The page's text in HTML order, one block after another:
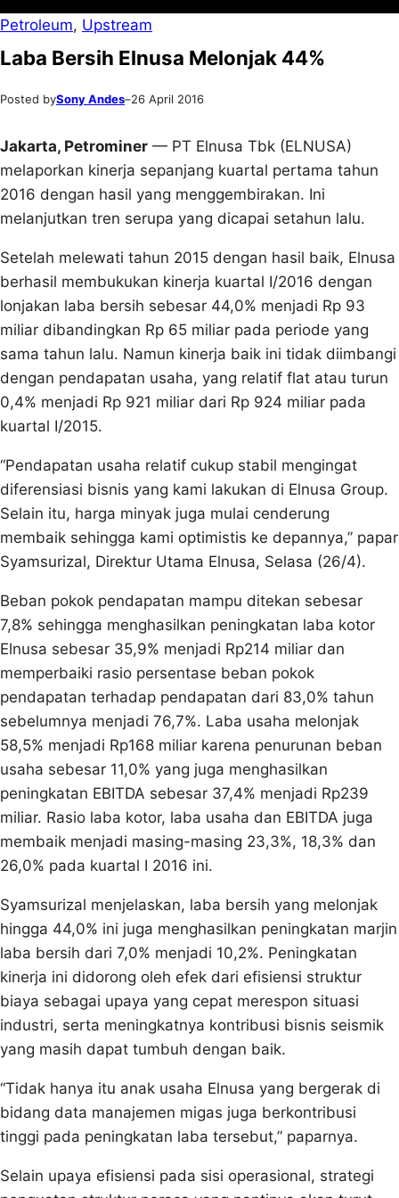
Petroleum, Upstream
Laba Bersih Elnusa Melonjak 44%
Posted bySony Andes–26 April 2016
Jakarta, Petrominer — PT Elnusa Tbk (ELNUSA)
melaporkan kinerja sepanjang kuartal pertama tahun
2016 dengan hasil yang menggembirakan. Ini
melanjutkan tren serupa yang dicapai setahun lalu.
Setelah melewati tahun 2015 dengan hasil baik, Elnusa
berhasil membukukan kinerja kuartal I/2016 dengan
lonjakan laba bersih sebesar 44,0% menjadi Rp 93
miliar dibandingkan Rp 65 miliar pada periode yang
sama tahun lalu. Namun kinerja baik ini tidak diimbangi
dengan pendapatan usaha, yang relatif flat atau turun
0,4% menjadi Rp 921 miliar dari Rp 924 miliar pada
kuartal I/2015.
“Pendapatan usaha relatif cukup stabil mengingat
diferensiasi bisnis yang kami lakukan di Elnusa Group.
Selain itu, harga minyak juga mulai cenderung
membaik sehingga kami optimistis ke depannya,” papar
Syamsurizal, Direktur Utama Elnusa, Selasa (26/4).
Beban pokok pendapatan mampu ditekan sebesar
7,8% sehingga menghasilkan peningkatan laba kotor
Elnusa sebesar 35,9% menjadi Rp214 miliar dan
memperbaiki rasio persentase beban pokok
pendapatan terhadap pendapatan dari 83,0% tahun
sebelumnya menjadi 76,7%. Laba usaha melonjak
58,5% menjadi Rp168 miliar karena penurunan beban
usaha sebesar 11,0% yang juga menghasilkan
peningkatan EBITDA sebesar 37,4% menjadi Rp239
miliar. Rasio laba kotor, laba usaha dan EBITDA juga
membaik menjadi masing-masing 23,3%, 18,3% dan
26,0% pada kuartal I 2016 ini.
Syamsurizal menjelaskan, laba bersih yang melonjak
hingga 44,0% ini juga menghasilkan peningkatan marjin
laba bersih dari 7,0% menjadi 10,2%. Peningkatan
kinerja ini didorong oleh efek dari efisiensi struktur
biaya sebagai upaya yang cepat merespon situasi
industri, serta meningkatnya kontribusi bisnis seismik
yang masih dapat tumbuh dengan baik.
“Tidak hanya itu anak usaha Elnusa yang bergerak di
bidang data manajemen migas juga berkontribusi
tinggi pada peningkatan laba tersebut,” paparnya.
Selain upaya efisiensi pada sisi operasional, strategi